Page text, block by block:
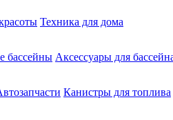
Техника для дома
бассейны Аксессуары для
Канистры для топлива